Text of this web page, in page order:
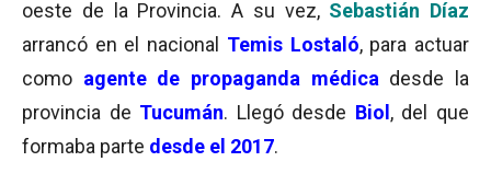
oeste de la Provincia. A su vez, Sebastián Díaz
arrancó en el nacional
Temis Lostaló, para actuar
como agente de propaganda médica desde la
provincia de Tucumán. Llegó desde Biol , del que
formaba parte desde el 2017.